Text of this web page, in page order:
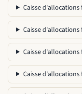
Caisse d'allocations
Caisse d'allocations
Caisse d'allocations
Caisse d'allocations